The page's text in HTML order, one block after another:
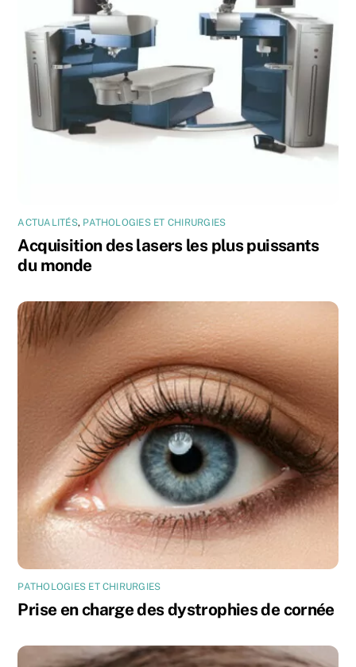
ACTUALITÉS, PATHOLOGIES ET CHIRURGIES
Acquisition des lasers les plus puissants
du monde
PATHOLOGIES ET CHIRURGIES
Prise en charge des dystrophies de cornée